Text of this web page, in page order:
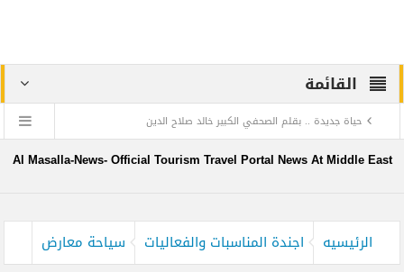
القائمة
حياة جديدة .. بقلم الصحفي الكبير خالد صلاح الدين
دراسة علمية ترصد الاكتشافات الأثرية والتطوير بجبانة الشاطبي
بدءاً من غدا الأثنين .. طيران الإمارات تبدأ في استخدام بطاقات الصعود ”
الرقمية ” و تودع ” الورقية ” للرحلات من دبي
Al Masalla-News- Official Tourism Travel Portal News At Middle East
الرئيسيه اجندة المناسبات والفعاليات سياحة معارض